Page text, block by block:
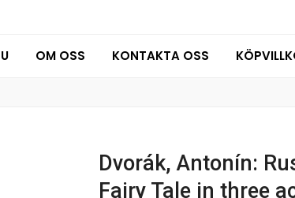
OM OSS KONTAKTA OSS
Dvorák, Antonín:
Fairy Tale in three